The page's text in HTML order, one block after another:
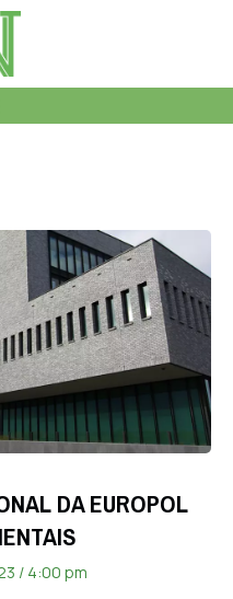
DA EUROPOL
4:00 pm